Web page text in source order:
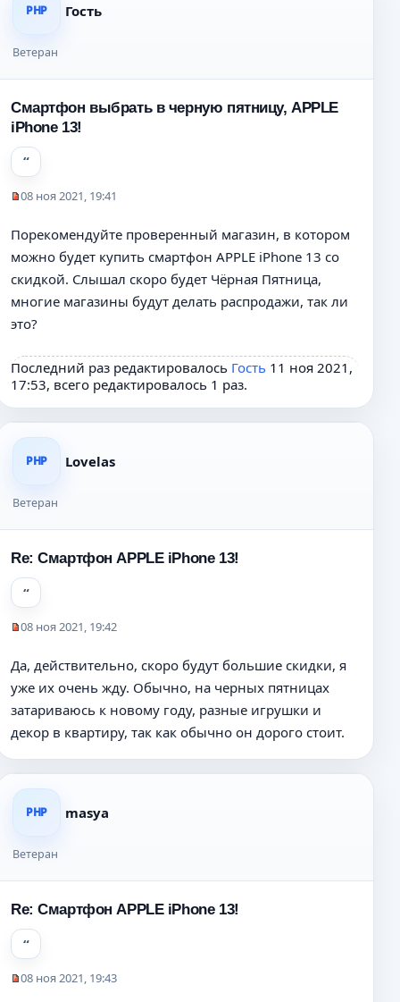
PHP Гость
Ветеран
Смартфон выбрать в черную пятницу, APPLE
iPhone 13!
п
р
о
и
т
н
н
о
е
о
н
е
08 ноя 2021, 19:41
Порекомендуйте проверенный магазин, в котором
можно будет купить смартфон APPLE iPhone 13 со
скидкой. Слышал скоро будет Чёрная Пятница,
многие магазины будут делать распродажи, так ли
это?
Последний раз редактировалось Гость 11 ноя 2021,
17:53, всего редактировалось 1 раз.
PHP Lovelas
Ветеран
Re: Смартфон APPLE iPhone 13!
п
р
о
и
т
а
н
н
с
б
щ
е
н
и
08 ноя 2021, 19:42
Да, действительно, скоро будут большие скидки, я
уже их очень жду. Обычно, на черных пятницах
затариваюсь к новому году, разные игрушки и
декор в квартиру, так как обычно он дорого стоит.
PHP masya
Ветеран
Re: Смартфон APPLE iPhone 13!
08 ноя 2021, 19:43